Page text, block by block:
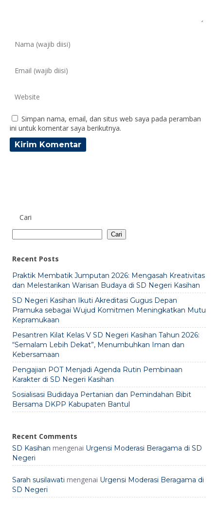
Simpan nama, email, dan situs web saya pada peramban
ini untuk komentar saya berikutnya.
Cari
Cari
Recent Posts
Praktik Membatik Jumputan 2026: Mengasah Kreativitas
dan Melestarikan Warisan Budaya di SD Negeri Kasihan
SD Negeri Kasihan Ikuti Akreditasi Gugus Depan
Pramuka sebagai Wujud Komitmen Meningkatkan Mutu
Kepramukaan
Pesantren Kilat Kelas V SD Negeri Kasihan Tahun 2026:
“Semalam Lebih Dekat”, Menumbuhkan Iman dan
Kebersamaan
Pengajian POT Menjadi Agenda Rutin Pembinaan
Karakter di SD Negeri Kasihan
Sosialisasi Budidaya Pertanian dan Pemindahan Bibit
Bersama DKPP Kabupaten Bantul
Recent Comments
SD Kasihan mengenai Urgensi Moderasi Beragama di SD
Negeri
Sarah susilawati mengenai Urgensi Moderasi Beragama di
SD Negeri